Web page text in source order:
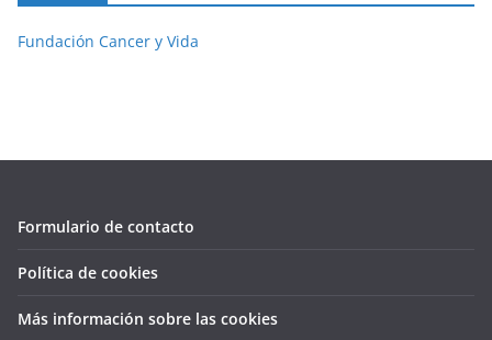
Fundación Cancer y Vida
Formulario de contacto
Política de cookies
Más información sobre las cookies